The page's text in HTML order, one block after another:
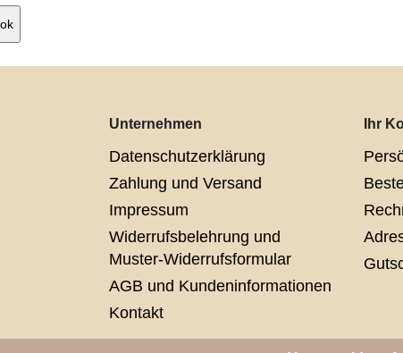
Unternehmen
Datenschutzerklärung
Zahlung und Versand
Impressum
Widerrufsbelehrung und
Muster-Widerrufsformular
AGB und Kundeninformationen
Kontakt
Ihr